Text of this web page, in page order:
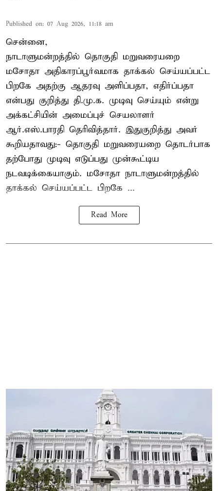
Published on: 07 Aug 2026, 11:18 am
சென்னை,
நாடாளுமன்றத்தில் தொகுதி மறுவரையறை
மசோதா அதிகாரப்பூர்வமாக தாக்கல் செய்யப்பட்ட
பிறகே அதற்கு ஆதரவு அளிப்பதா, எதிர்ப்பதா
என்பது குறித்து தி.மு.க. முடிவு செய்யும் என்று
அக்கட்சியின் அமைப்புச் செயலாளர்
ஆர்.எஸ்.பாரதி தெரிவித்தார். இதுகுறித்து அவர்
கூறியதாவது:- தொகுதி மறுவரையறை தொடர்பாக
தற்போது முடிவு எடுப்பது முன்கூட்டிய
நடவடிக்கையாகும். மசோதா நாடாளுமன்றத்தில்
தாக்கல் செய்யப்பட்ட பிறகே ...
Read More